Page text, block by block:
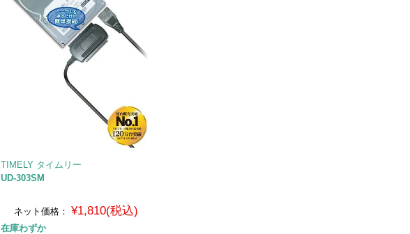
TIMELY タイムリー
UD-303SM
ネット価格： ¥1,810(税込)
在庫わずか